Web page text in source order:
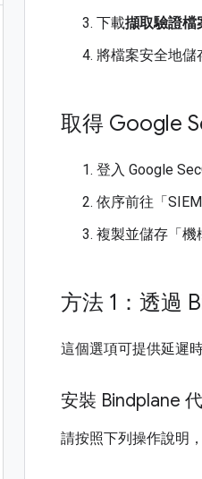
下載擷取驗證檔
將檔案安全地儲
取得 Google
登入 Google
依序前往「SIEM
複製並儲存「機
方法 1：透過
這個選項可提供延遲
安裝 Bindplane
請按照下列操作說明